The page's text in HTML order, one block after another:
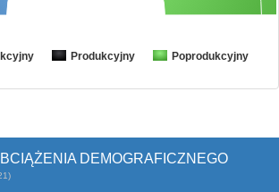
Produkcyjny Poprodukcyjny
DEMOGRAFICZNEGO